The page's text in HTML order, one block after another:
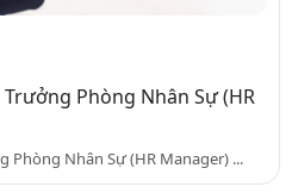
Phòng Nhân Sự (HR
Phòng Nhân Sự (HR Manager) ...